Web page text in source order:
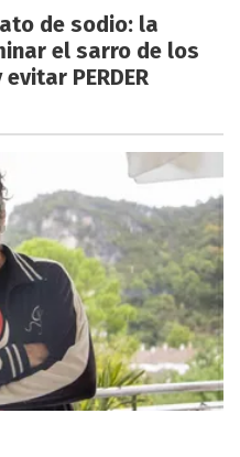
de sodio: la
el sarro de los
PERDER